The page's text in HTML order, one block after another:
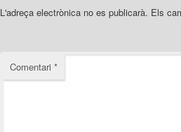
L'adreça electrònica no es publicarà. Els
Comentari *